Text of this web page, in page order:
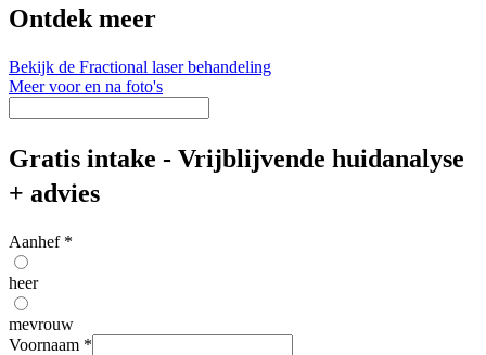
Ontdek meer
Bekijk de Fractional laser behandeling
Meer voor en na foto's
Gratis intake - Vrijblijvende huidanalyse
+ advies
Aanhef *
heer
mevrouw
Voornaam *